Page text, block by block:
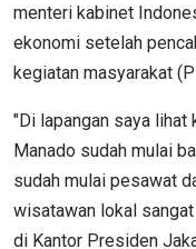
menteri kabinet
ekonomi setelah
kegiatan masyarakat
"Di lapangan saya lihat
Manado sudah mulai
sudah mulai pesawat
wisatawan lokal
di Kantor Presiden